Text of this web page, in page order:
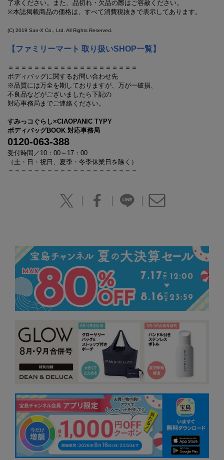
了承ください。また、品切れ・欠品の際はご容赦ください。
※本誌掲載商品の価格は、すべて消費税抜きで表示してあります。
(C) 2019 San-X Co., Ltd. All Rights Reserved.
【ファミリーマート 取り扱いSHOP一覧】
＝＝＝＝＝＝＝＝＝＝＝＝＝＝＝＝＝＝＝＝
ボディバッグに関するお問い合わせ先
※品質には万全を期しておりますが、万が一破損、
不良品などがございましたら下記の
対応事務局までご連絡ください。
すみっコぐらし×CIAOPANIC TYPY
ボディバッグBOOK 対応事務局
0120-063-388
受付時間／10：00～17：00
（土・日・祝日、夏季・冬季休業日を除く）
＝＝＝＝＝＝＝＝＝＝＝＝＝＝＝＝＝＝＝＝